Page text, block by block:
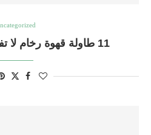
11 طاولة قهوة رخام لا تفوتك بالصور 2023